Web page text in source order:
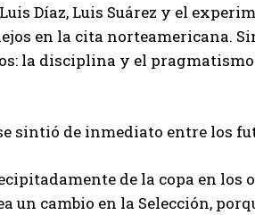
Díaz, Luis Suárez y el
en la cita norteamericana.
la disciplina y el
sintió de inmediato entre los
de la copa en
un cambio en la Selección,